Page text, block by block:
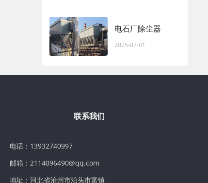
电石厂除尘器
2025-07-01
联系我们
电话：13932740997
邮箱：2114096490@qq.com
地址：河北省沧州市泊头市富镇